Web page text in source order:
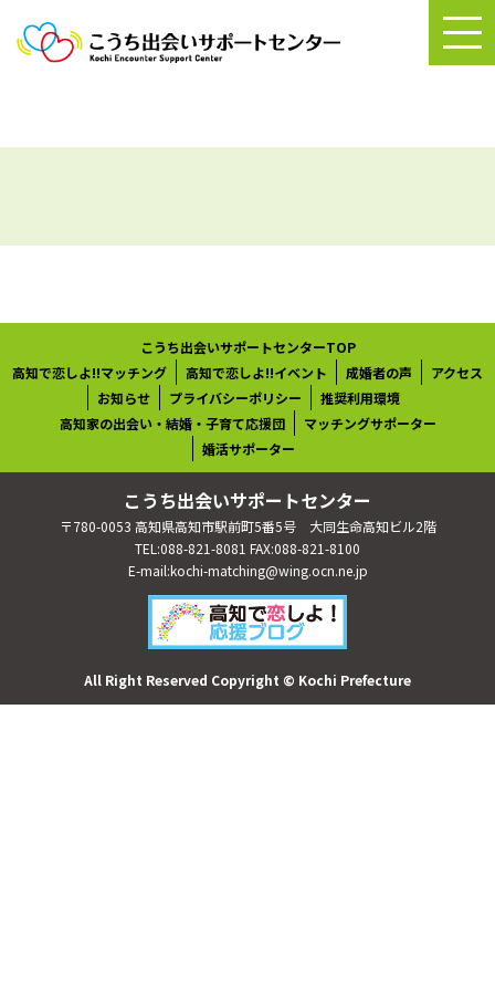
こうち出会いサポートセンターTOP
高知で恋しよ!!マッチング
高知で恋しよ!!イベント 成婚者の声
アクセス
お知らせ
プライバシーポリシー
推奨利用環境
高知家の出会い・結婚・子育て応援団
マッチングサポーター
婚活サポーター
こうち出会いサポートセンター
〒780-0053 高知県高知市駅前町5番5号 大同生命高知ビル2階
TEL:088-821-8081 FAX:088-821-8100
E-mail:kochi-matching@wing.ocn.ne.jp
All Right Reserved Copyright © Kochi Prefecture